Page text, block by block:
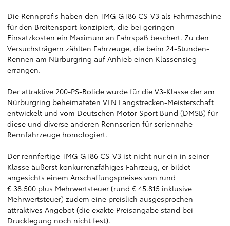
Die Rennprofis haben den TMG GT86 CS-V3 als Fahrmaschine
für den Breitensport konzipiert, die bei geringen
Einsatzkosten ein Maximum an Fahrspaß beschert. Zu den
Versuchsträgern zählten Fahrzeuge, die beim 24-Stunden-
Rennen am Nürburgring auf Anhieb einen Klassensieg
errangen.
Der attraktive 200-PS-Bolide wurde für die V3-Klasse der am
Nürburgring beheimateten VLN Langstrecken-Meisterschaft
entwickelt und vom Deutschen Motor Sport Bund (DMSB) für
diese und diverse anderen Rennserien für seriennahe
Rennfahrzeuge homologiert.
Der rennfertige TMG GT86 CS-V3 ist nicht nur ein in seiner
Klasse äußerst konkurrenzfähiges Fahrzeug, er bildet
angesichts einem Anschaffungspreises von rund
€ 38.500 plus Mehrwertsteuer (rund € 45.815 inklusive
Mehrwertsteuer) zudem eine preislich ausgesprochen
attraktives Angebot (die exakte Preisangabe stand bei
Drucklegung noch nicht fest).